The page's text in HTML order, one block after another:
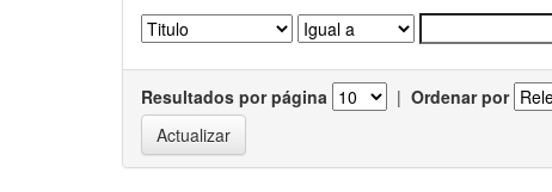
Resultados por página | Ordenar por